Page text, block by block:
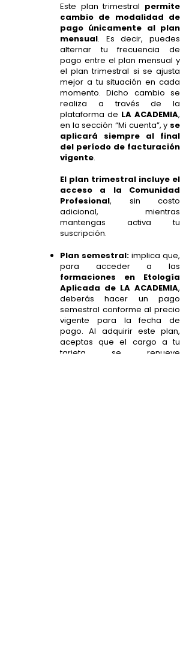
Este plan trimestral permite
cambio de modalidad de
pago únicamente al plan
mensual. Es decir, puedes
alternar tu frecuencia de
pago entre el plan mensual y
el plan trimestral si se ajusta
mejor a tu situación en cada
momento. Dicho cambio se
realiza a través de la
plataforma de LA ACADEMIA,
en la sección “Mi cuenta”, y se
aplicará siempre al final
del período de facturación
vigente.
El plan trimestral incluye el
acceso a la Comunidad
Profesional, sin costo
adicional, mientras
mantengas activa tu
suscripción.
Plan semestral: implica que,
para acceder a las
formaciones en Etología
Aplicada de LA ACADEMIA,
deberás hacer un pago
semestral conforme al precio
vigente para la fecha de
pago. Al adquirir este plan,
aceptas que el cargo a tu
tarjeta se renueve